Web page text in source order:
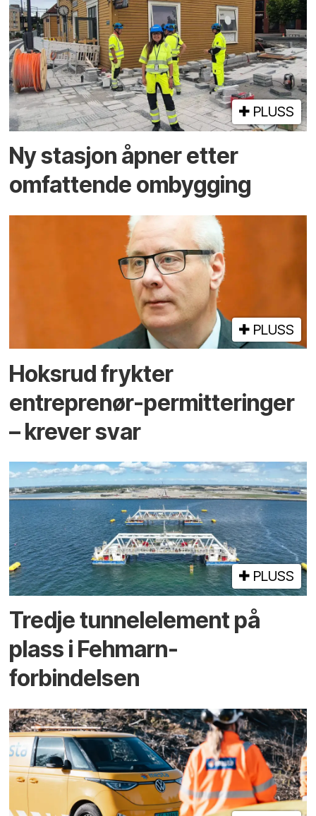
PLUSS
Ny stasjon åpner etter
omfattende ombygging
PLUSS
Hoksrud frykter
entreprenør-permitteringer
– krever svar
PLUSS
Tredje tunnel­element på
plass i Fehmarn-
forbindelsen